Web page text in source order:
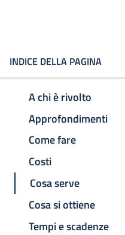
INDICE DELLA PAGINA
A chi è rivolto
Approfondimenti
Come fare
Costi
Cosa serve
Cosa si ottiene
Tempi e scadenze